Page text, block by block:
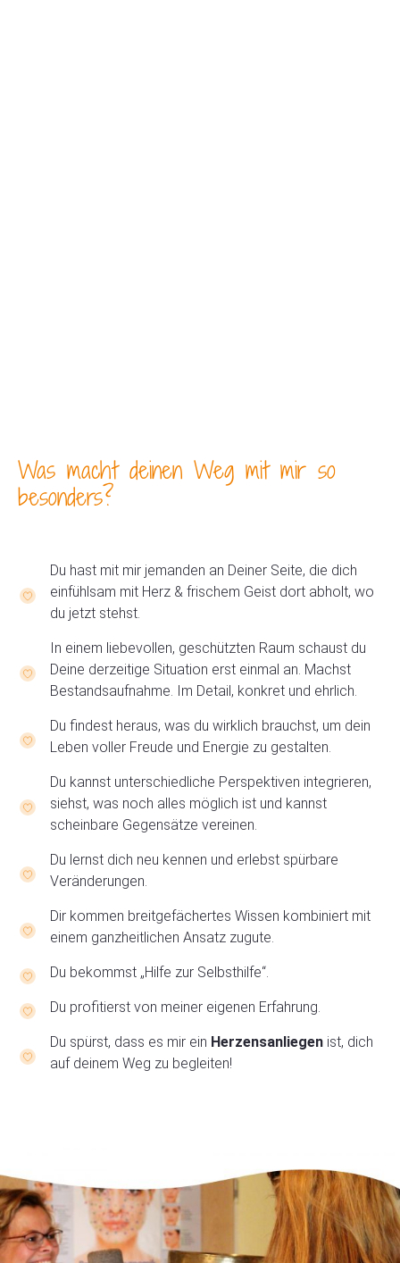
Was macht deinen Weg mit mir so
besonders?
Du hast mit mir jemanden an Deiner Seite, die dich
einfühlsam mit Herz & frischem Geist dort abholt, wo
du jetzt stehst.
In einem liebevollen, geschützten Raum schaust du
Deine derzeitige Situation erst einmal an. Machst
Bestandsaufnahme. Im Detail, konkret und ehrlich.
Du findest heraus, was du wirklich brauchst, um dein
Leben voller Freude und Energie zu gestalten.
Du kannst unterschiedliche Perspektiven integrieren,
siehst, was noch alles möglich ist und kannst
scheinbare Gegensätze vereinen.
Du lernst dich neu kennen und erlebst spürbare
Veränderungen.
Dir kommen breitgefächertes Wissen kombiniert mit
einem ganzheitlichen Ansatz zugute.
Du bekommst „Hilfe zur Selbsthilfe“.
Du profitierst von meiner eigenen Erfahrung.
Du spürst, dass es mir ein Herzensanliegenist, dich
auf deinem Weg zu begleiten!